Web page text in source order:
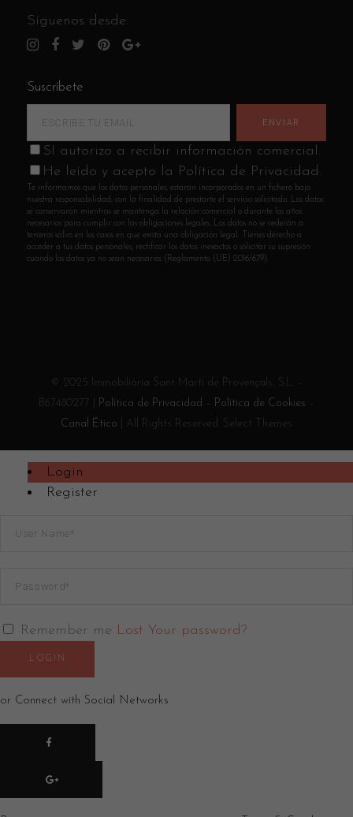
Síguenos desde:
Suscríbete
SI autorizo a recibir información comercial.
He leído y acepto la Política de Privacidad.
Te informamos que los datos personales, estarán incorporados en un fichero bajo
nuestra responsabilidad, con la finalidad de prestarte el servicio solicitado. Los datos
se conservarán mientras se mantenga la relación comercial o durante los años
necesarios para cumplir con las obligaciones legales. Los datos no se cederán a
terceros salvo en los casos en que exista una obligación legal. Tienes derecho a
acceder a tus datos personales, rectificar los datos inexactos o solicitar su supresión
cuando los datos ya no sean necesarios (Reglamento (UE) 2016/679).
© 2025 Immobiliària Sant Martí de Provençals, S.L. –
B67480277 | Política de Privacidad Política de Cookies
Canal Ético | All Rights Reserved. Select Themes
Login
Register
Remember me Lost Your password?
LOGIN
or Connect with Social Networks